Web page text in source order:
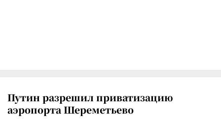
Путин разрешил приватизацию
аэропорта Шереметьево